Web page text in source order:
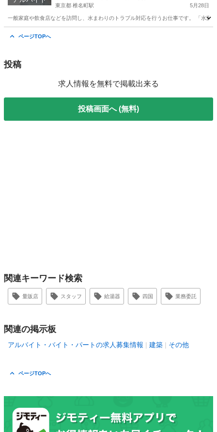
東京都 椎名町駅 5月28日
一般家庭や飲食店などを訪問し、水まわりのトラブル対応を行うお仕事です。 「水
ページTOPへ
投稿
求人情報を無料で掲載出来る
投稿画面へ (無料)
関連キーワード検索
量販店 スタッフ 給湯器 四国 業務委託
関連の掲示板
アルバイト・バイト・パートの求人募集情報 建築 その他
ページTOPへ